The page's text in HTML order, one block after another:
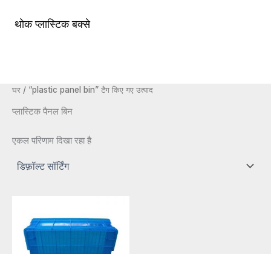
थोक प्लास्टिक बक्से
घर / “plastic panel bin” टैग किए गए उत्पाद
प्लास्टिक पैनल बिन
एकल परिणाम दिखा रहा है